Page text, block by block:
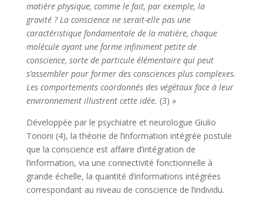
matière physique, comme le fait, par exemple, la
gravité ? La conscience ne serait-elle pas une
caractéristique fondamentale de la matière, chaque
molécule ayant une forme infiniment petite de
conscience, sorte de particule élémentaire qui peut
s’assembler pour former des consciences plus complexes.
Les comportements coordonnés des végétaux face à leur
environnement illustrent cette idée. (3) »
Développée par le psychiatre et neurologue Giulio
Tononi (4), la théorie de l’information intégrée postule
que la conscience est affaire d’intégration de
l’information, via une connectivité fonctionnelle à
grande échelle, la quantité d’informations intégrées
correspondant au niveau de conscience de l’individu.